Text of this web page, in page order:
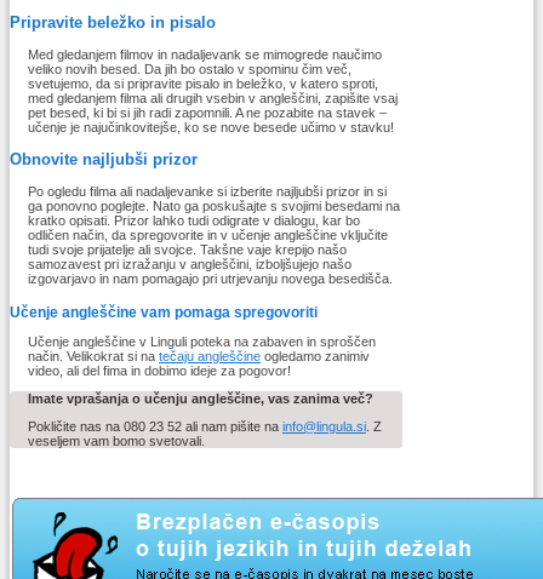
Pripravite beležko in pisalo
Med gledanjem filmov in nadaljevank se mimogrede naučimo
veliko novih besed. Da jih bo ostalo v spominu čim več,
svetujemo, da si pripravite pisalo in beležko, v katero sproti,
med gledanjem filma ali drugih vsebin v angleščini, zapišite vsaj
pet besed, ki bi si jih radi zapomnili. A ne pozabite na stavek –
učenje je najučinkovitejše, ko se nove besede učimo v stavku!
Obnovite najljubši prizor
Po ogledu filma ali nadaljevanke si izberite najljubši prizor in si
ga ponovno poglejte. Nato ga poskušajte s svojimi besedami na
kratko opisati. Prizor lahko tudi odigrate v dialogu, kar bo
odličen način, da spregovorite in v učenje angleščine vključite
tudi svoje prijatelje ali svojce. Takšne vaje krepijo našo
samozavest pri izražanju v angleščini, izboljšujejo našo
izgovarjavo in nam pomagajo pri utrjevanju novega besedišča.
Učenje angleščine vam pomaga spregovoriti
Učenje angleščine v Linguli poteka na zabaven in sproščen
način. Velikokrat si na tečaju angleščine ogledamo zanimiv
video, ali del fima in dobimo ideje za pogovor!
Imate vprašanja o učenju angleščine, vas zanima več?
Pokličite nas na 080 23 52 ali nam pišite na info@lingula.si . Z
veseljem vam bomo svetovali.